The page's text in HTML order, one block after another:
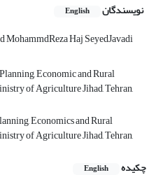
نویسندگان English
MohammdReza Haj SeyedJavadi
Economic and Rural
of Agriculture Jihad, Tehran,
Economics and Rural
of Agriculture Jihad, Tehran,
چکیده
English